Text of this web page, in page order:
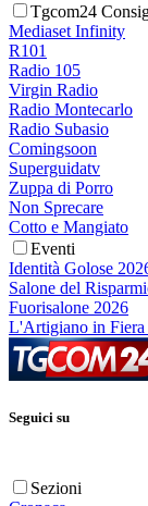
Tgcom24
Mediaset Infinity
R101
Radio 105
Virgin Radio
Radio Montecarlo
Radio Subasio
Comingsoon
Superguidatv
Zuppa di Porro
Non Sprecare
Cotto e Mangiato
Eventi
Identità Golose
Salone del
Fuorisalone 2026
L'Artigiano in Fiera
Seguici su
Sezioni